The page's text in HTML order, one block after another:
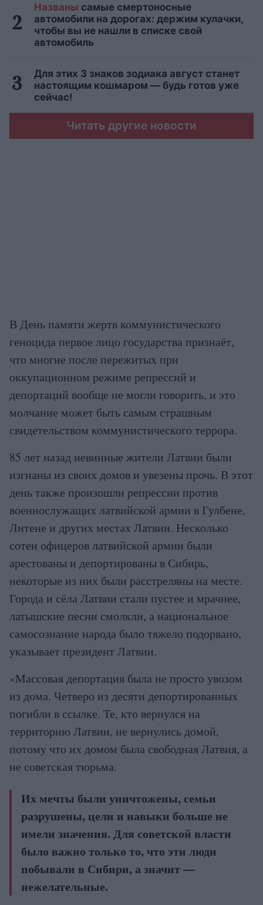
Названы самые смертоносные
автомобили на дорогах: держим кулачки,
чтобы вы не нашли в списке свой
автомобиль
Для этих 3 знаков зодиака август станет
настоящим кошмаром — будь готов уже
сейчас!
Читать другие новости
В День памяти жертв коммунистического
геноцида первое лицо государства признаёт,
что многие после пережитых при
оккупационном режиме репрессий и
депортаций вообще не могли говорить, и это
молчание может быть самым страшным
свидетельством коммунистического террора.
85 лет назад невинные жители Латвии были
изгнаны из своих домов и увезены прочь. В этот
день также произошли репрессии против
военнослужащих латвийской армии в Гулбене,
Литене и других местах Латвии. Несколько
сотен офицеров латвийской армии были
арестованы и депортированы в Сибирь,
некоторые из них были расстреляны на месте.
Города и сёла Латвии стали пустее и мрачнее,
латышские песни смолкли, а национальное
самосознание народа было тяжело подорвано,
указывает президент Латвии.
«Массовая депортация была не просто увозом
из дома. Четверо из десяти депортированных
погибли в ссылке. Те, кто вернулся на
территорию Латвии, не вернулись домой,
потому что их домом была свободная Латвия, а
не советская тюрьма.
Их мечты были уничтожены, семьи
разрушены, цели и навыки больше не
имели значения. Для советской власти
было важно только то, что эти люди
побывали в Сибири, а значит —
нежелательные.